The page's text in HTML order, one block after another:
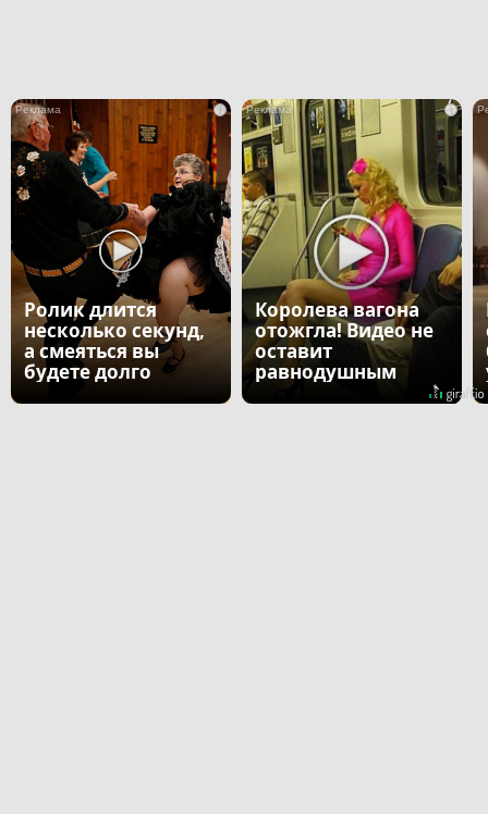
i
Ролик длится
несколько секунд,
а смеяться вы
будете долго
i
Королева вагона
отожгла! Видео не
оставит
равнодушным